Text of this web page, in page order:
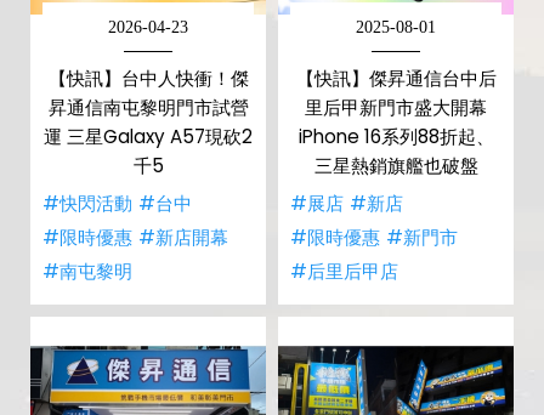
2026-04-23
【快訊】台中人快衝！傑
昇通信南屯黎明門市試營
運 三星Galaxy A57現砍2
千5
#快閃活動 #台中
#限時優惠 #新店開幕
#南屯黎明
2025-08-01
【快訊】傑昇通信台中后
里后甲新門市盛大開幕
iPhone 16系列88折起、
三星熱銷旗艦也破盤
#展店 #新店
#限時優惠 #新門市
#后里后甲店